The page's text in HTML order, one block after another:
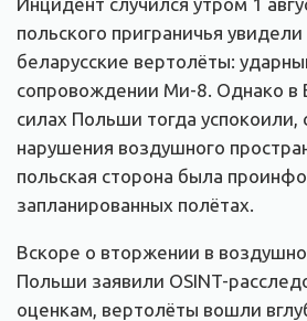
Инцидент случился утром 1
польского приграничья увидели
беларусские вертолёты:
сопровождении Ми-8. Однако в
силах Польши тогда успокоили,
нарушения воздушного
польская сторона была
запланированных полётах.
Вскоре о вторжении в
Польши заявили OSINT-
оценкам, вертолёты вошли